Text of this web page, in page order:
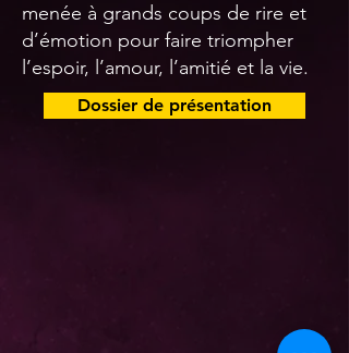
menée à grands coups de rire et
d’émotion pour faire triompher
l’espoir, l’amour, l’amitié et la vie.
Dossier de présentation